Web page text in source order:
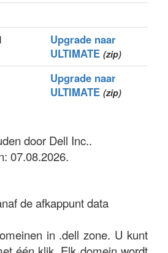
Upgrade naar
ULTIMATE (zip)
Upgrade naar
ULTIMATE (zip)
door Dell Inc..
07.08.2026.
de afkappunt data
in .dell zone. U kunt